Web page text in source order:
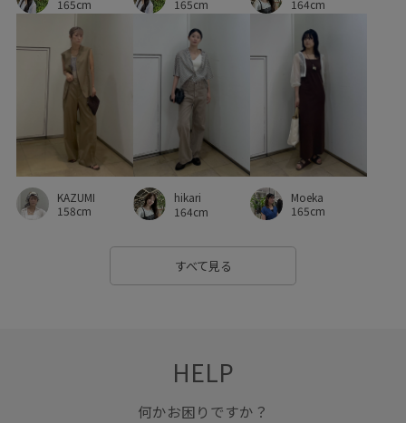
タイトスカート テーパードパンツ デイリーで活躍
デイリー使い トレンド感 トングサンダル
ドロストデザイン ニット ハリ感
パンツにもスカートにも フィット感 フォーマル
フォーマルシーン フリル ブラウス ブランドロゴ
プルオーバー ポリエステル ポーチ ミニマル
リアルレザー リラックススタイル
ワイドシルエット ワイドパンツ ワンピース
165cm
165cm
164cm
KAZUMI
158cm
hikari
164cm
Moeka
165cm
すべて見る
HELP
何かお困りですか？